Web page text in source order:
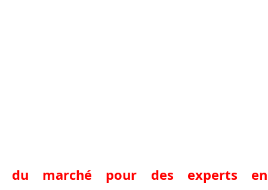
du marché pour des experts en